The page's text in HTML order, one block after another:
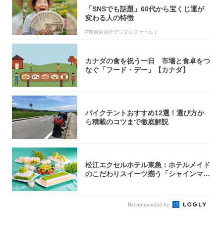
「SNSでも話題」60代から宝くじ運が
変わる人の特徴
PR(合同会社デジタルファーム )
カナダの食を祝う一日 市場と食卓をつ
なぐ「フード・デー」【カナダ】
バイクテントおすすめ12選！選び方か
ら積載のコツまで徹底解説
松江エクセルホテル東急：ホテルメイド
のこだわりスイーツ揃う「シャインマス
Recommended by